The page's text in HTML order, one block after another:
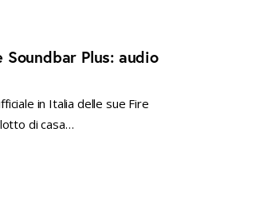
Plus: audio
in Italia delle sue Fire
di casa…